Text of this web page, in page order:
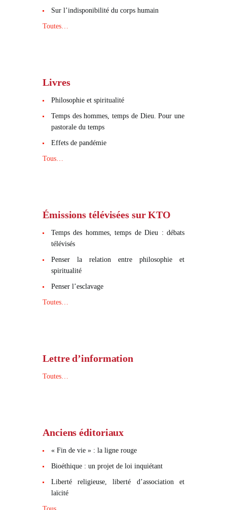
Sur l’indisponibilité du corps humain
Toutes…
Livres
Philosophie et spiritualité
Temps des hommes, temps de Dieu. Pour une
pastorale du temps
Effets de pandémie
Tous…
Émissions télévisées sur KTO
Temps des hommes, temps de Dieu : débats
télévisés
Penser la relation entre philosophie et
spiritualité
Penser l’esclavage
Toutes…
Lettre d’information
Toutes…
Anciens éditoriaux
« Fin de vie » : la ligne rouge
Bioéthique : un projet de loi inquiétant
Liberté religieuse, liberté d’association et
laïcité